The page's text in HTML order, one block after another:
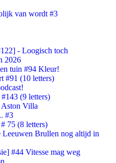
van wordt #3
- Loogisch toch
2026
tuin #94 Kleur!
#91 (10 letters)
(9 letters)
Villa
#3
75 (8 letters)
Leeuwen Brullen nog altijd in
#44 Vitesse mag weg